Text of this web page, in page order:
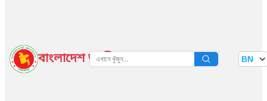
বাংলাদেশ জাতীয় তথ্য বাতায়ন BN